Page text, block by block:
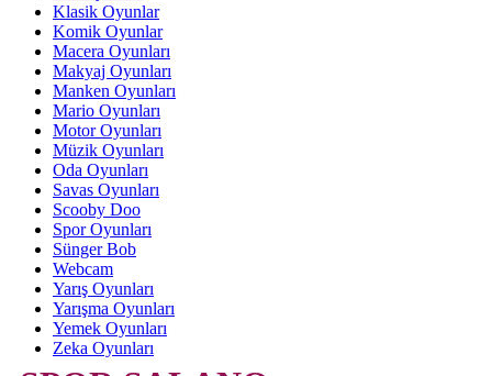
Klasik Oyunlar
Komik Oyunlar
Macera Oyunları
Makyaj Oyunları
Manken Oyunları
Mario Oyunları
Motor Oyunları
Müzik Oyunları
Oda Oyunları
Savas Oyunları
Scooby Doo
Spor Oyunları
Sünger Bob
Webcam
Yarış Oyunları
Yarışma Oyunları
Yemek Oyunları
Zeka Oyunları